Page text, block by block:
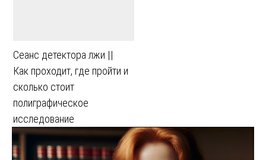
Сеанс детектора лжи ||
Как проходит, где пройти и
сколько стоит
полиграфическое
исследование